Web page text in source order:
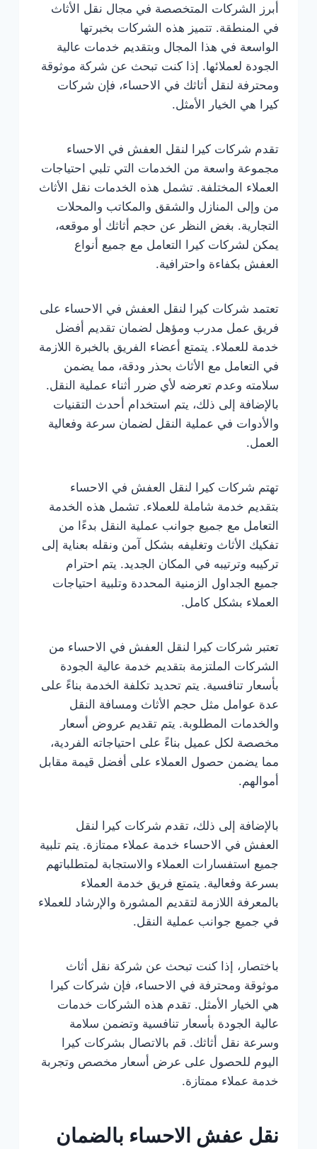
أبرز الشركات المتخصصة في مجال نقل الأثاث
في المنطقة. تتميز هذه الشركات بخبرتها
الواسعة في هذا المجال وبتقديم خدمات عالية
الجودة لعملائها. إذا كنت تبحث عن شركة موثوقة
ومحترفة لنقل أثاثك في الاحساء، فإن شركات
كيرا هي الخيار الأمثل.
تقدم شركات كيرا لنقل العفش في الاحساء
مجموعة واسعة من الخدمات التي تلبي احتياجات
العملاء المختلفة. تشمل هذه الخدمات نقل الأثاث
من وإلى المنازل والشقق والمكاتب والمحلات
التجارية. بغض النظر عن حجم أثاثك أو موقعه،
يمكن لشركات كيرا التعامل مع جميع أنواع
العفش بكفاءة واحترافية.
تعتمد شركات كيرا لنقل العفش في الاحساء على
فريق عمل مدرب ومؤهل لضمان تقديم أفضل
خدمة للعملاء. يتمتع أعضاء الفريق بالخبرة اللازمة
في التعامل مع الأثاث بحذر ودقة، مما يضمن
سلامته وعدم تعرضه لأي ضرر أثناء عملية النقل.
بالإضافة إلى ذلك، يتم استخدام أحدث التقنيات
والأدوات في عملية النقل لضمان سرعة وفعالية
العمل.
تهتم شركات كيرا لنقل العفش في الاحساء
بتقديم خدمة شاملة للعملاء. تشمل هذه الخدمة
التعامل مع جميع جوانب عملية النقل بدءًا من
تفكيك الأثاث وتغليفه بشكل آمن ونقله بعناية إلى
تركيبه وترتيبه في المكان الجديد. يتم احترام
جميع الجداول الزمنية المحددة وتلبية احتياجات
العملاء بشكل كامل.
تعتبر شركات كيرا لنقل العفش في الاحساء من
الشركات الملتزمة بتقديم خدمة عالية الجودة
بأسعار تنافسية. يتم تحديد تكلفة الخدمة بناءً على
عدة عوامل مثل حجم الأثاث ومسافة النقل
والخدمات المطلوبة. يتم تقديم عروض أسعار
مخصصة لكل عميل بناءً على احتياجاته الفردية،
مما يضمن حصول العملاء على أفضل قيمة مقابل
أموالهم.
بالإضافة إلى ذلك، تقدم شركات كيرا لنقل
العفش في الاحساء خدمة عملاء ممتازة. يتم تلبية
جميع استفسارات العملاء والاستجابة لمتطلباتهم
بسرعة وفعالية. يتمتع فريق خدمة العملاء
بالمعرفة اللازمة لتقديم المشورة والإرشاد للعملاء
في جميع جوانب عملية النقل.
باختصار، إذا كنت تبحث عن شركة نقل أثاث
موثوقة ومحترفة في الاحساء، فإن شركات كيرا
هي الخيار الأمثل. تقدم هذه الشركات خدمات
عالية الجودة بأسعار تنافسية وتضمن سلامة
وسرعة نقل أثاثك. قم بالاتصال بشركات كيرا
اليوم للحصول على عرض أسعار مخصص وتجربة
خدمة عملاء ممتازة.
نقل عفش الاحساء بالضمان